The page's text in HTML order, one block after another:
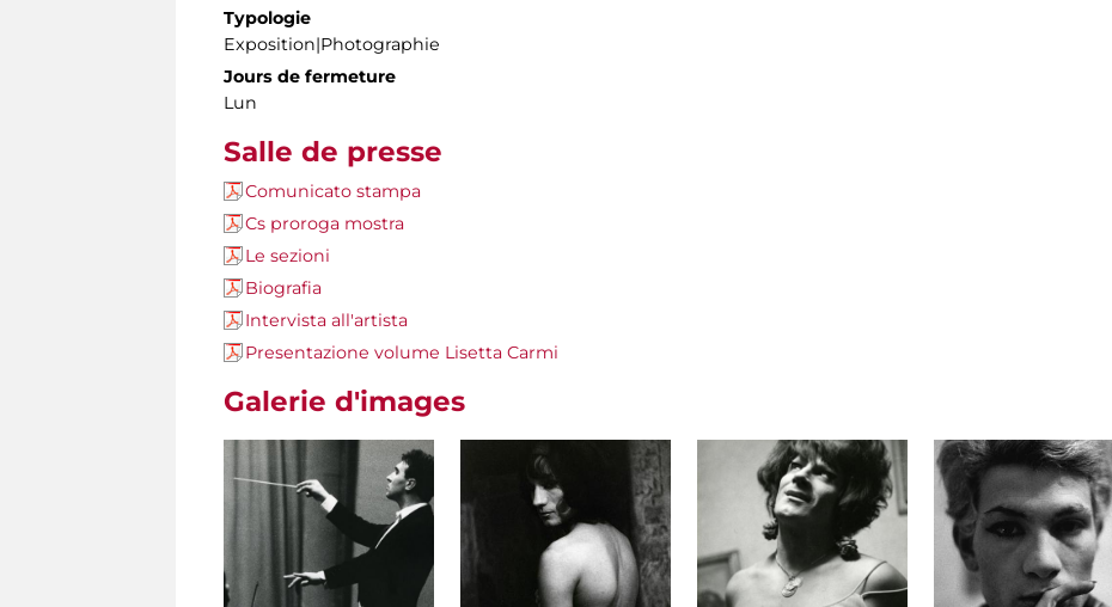
Typologie
Exposition|Photographie
Jours de fermeture
Lun
Salle de presse
Comunicato stampa
Cs proroga mostra
Le sezioni
Biografia
Intervista all'artista
Presentazione volume Lisetta Carmi
Galerie d'images